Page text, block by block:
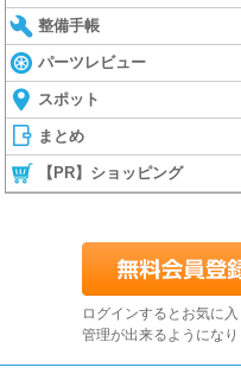
整備手帳
パーツレビュー
スポット
まとめ
【PR】ショッピング
ログインするとお気に
管理が出来るようになり